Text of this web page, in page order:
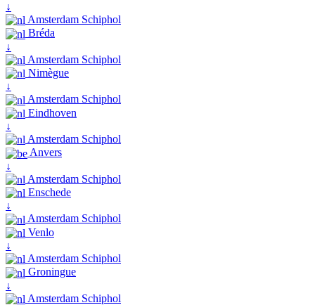
↓
Amsterdam Schiphol
Bréda
↓
Amsterdam Schiphol
Nimègue
↓
Amsterdam Schiphol
Eindhoven
↓
Amsterdam Schiphol
Anvers
↓
Amsterdam Schiphol
Enschede
↓
Amsterdam Schiphol
Venlo
↓
Amsterdam Schiphol
Groningue
↓
Amsterdam Schiphol